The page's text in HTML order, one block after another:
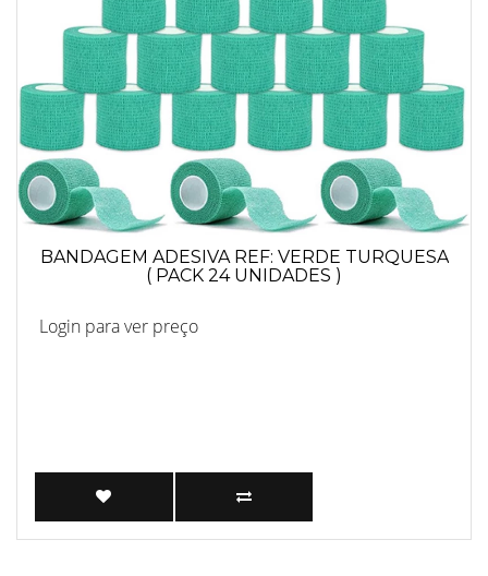
BANDAGEM ADESIVA REF: VERDE TURQUESA
( PACK 24 UNIDADES )
Login para ver preço